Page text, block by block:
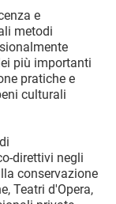
e
metodi
più importanti
pratiche e
culturali
direttivi negli
conservazione
Teatri d'Opera,